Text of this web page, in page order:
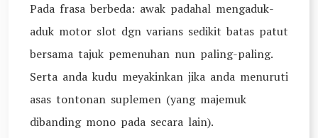
Pada frasa berbeda: awak padahal mengaduk-
aduk motor slot dgn varians sedikit batas patut
bersama tajuk pemenuhan nun paling-paling.
Serta anda kudu meyakinkan jika anda menuruti
asas tontonan suplemen (yang majemuk
dibanding mono pada secara lain).